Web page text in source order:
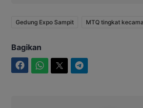
Gedung Expo Sampit MTQ tingkat
Bagikan